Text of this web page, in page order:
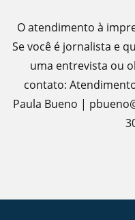
O atendimento à
Se você é jornalista e
uma entrevista ou
contato:
Paula Bueno |